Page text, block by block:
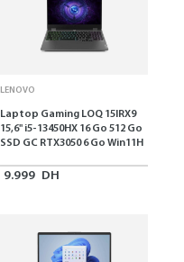
LENOVO
Laptop Gaming LOQ 15IRX9
15,6'' i5-13450HX 16 Go 512 Go
SSD GC RTX3050 6 Go Win11H
9.999 DH